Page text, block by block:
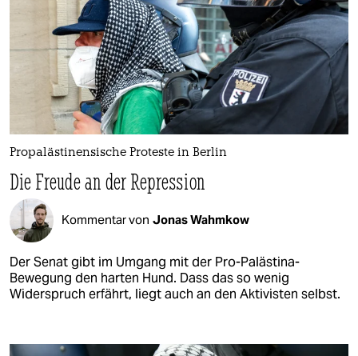
Propalästinensische Proteste in Berlin
Die Freude an der Repression
Kommentar von Jonas Wahmkow
Der Senat gibt im Umgang mit der Pro-Palästina-
Bewegung den harten Hund. Dass das so wenig
Widerspruch erfährt, liegt auch an den Aktivisten selbst.